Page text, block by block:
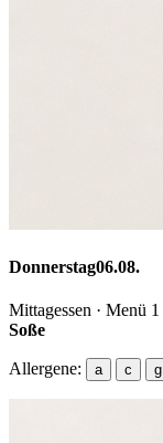
Donnerstag06.08.
Mittagessen · Menü 1
Soße
Allergene: a c g